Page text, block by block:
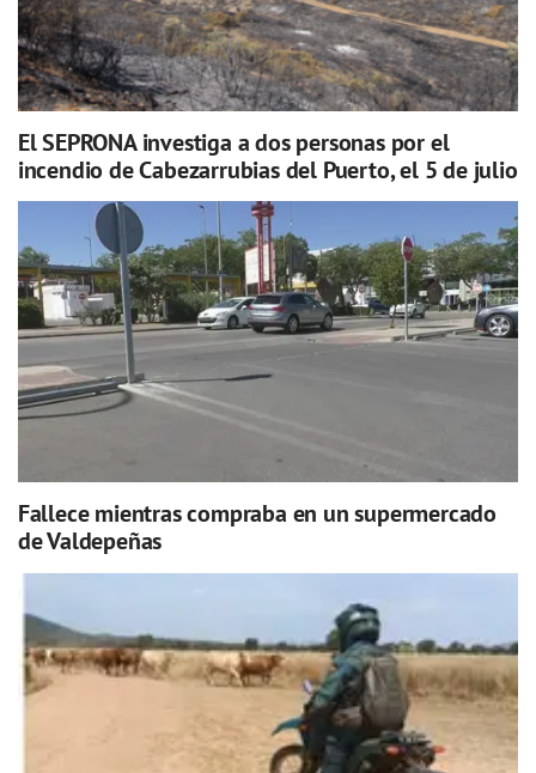
El SEPRONA investiga a dos personas por el
incendio de Cabezarrubias del Puerto, el 5 de julio
Fallece mientras compraba en un supermercado
de Valdepeñas